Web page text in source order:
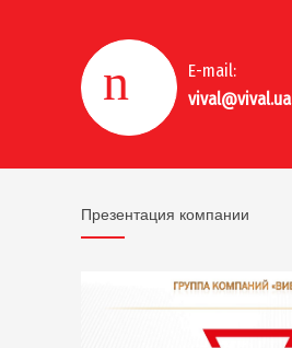
E-mail:
vival@vival.ua
Презентация компании